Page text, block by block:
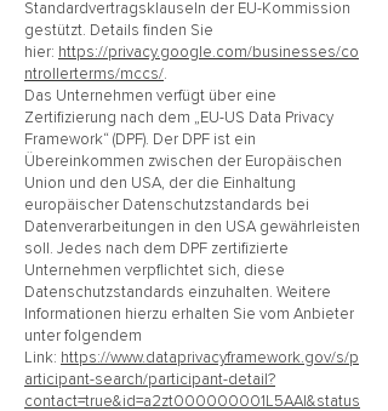
Standardvertragsklauseln der EU-Kommission
gestützt. Details finden Sie
hier: https://privacy.google.com/businesses/co
ntrollerterms/mccs/.
Das Unternehmen verfügt über eine
Zertifizierung nach dem „EU-US Data Privacy
Framework“ (DPF). Der DPF ist ein
Übereinkommen zwischen der Europäischen
Union und den USA, der die Einhaltung
europäischer Datenschutzstandards bei
Datenverarbeitungen in den USA gewährleisten
soll. Jedes nach dem DPF zertifizierte
Unternehmen verpflichtet sich, diese
Datenschutzstandards einzuhalten. Weitere
Informationen hierzu erhalten Sie vom Anbieter
unter folgendem
Link: https://www.dataprivacyframework.gov/s/p
articipant-search/participant-detail?
contact=true&id=a2zt000000001L5AAI&status